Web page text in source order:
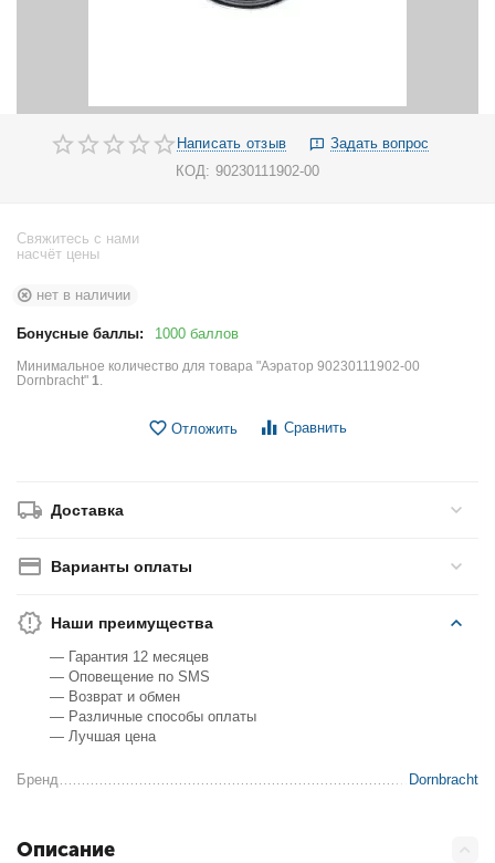
Написать отзыв
Задать вопрос
КОД: 90230111902-00
Свяжитесь с нами
насчёт цены
нет в наличии
Бонусные баллы: 1000 баллов
Минимальное количество для товара "Аэратор 90230111902-00
Dornbracht"1.
Отложить Сравнить
Доставка
Варианты оплаты
Наши преимущества
— Гарантия 12 месяцев
— Оповещение по SMS
— Возврат и обмен
— Различные способы оплаты
— Лучшая цена
Бренд Dornbracht
Описание